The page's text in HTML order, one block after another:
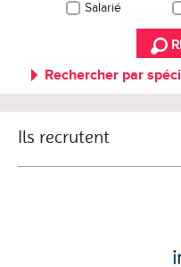
Salarié
Rechercher par
Ils recrutent